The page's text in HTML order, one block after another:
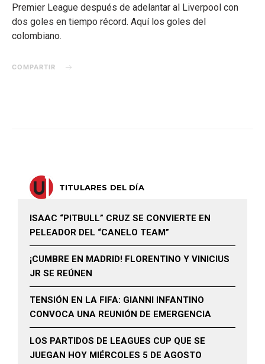
Premier League después de adelantar al Liverpool con
dos goles en tiempo récord. Aquí los goles del
colombiano.
COMPARTIR
TITULARES DEL DÍA
ISAAC “PITBULL” CRUZ SE CONVIERTE EN
PELEADOR DEL “CANELO TEAM”
¡CUMBRE EN MADRID! FLORENTINO Y VINICIUS
JR SE REÚNEN
TENSIÓN EN LA FIFA: GIANNI INFANTINO
CONVOCA UNA REUNIÓN DE EMERGENCIA
LOS PARTIDOS DE LEAGUES CUP QUE SE
JUEGAN HOY MIÉRCOLES 5 DE AGOSTO